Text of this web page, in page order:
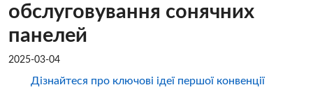
обслуговування сонячних
панелей
2025-03-04
Дізнайтеся про ключові ідеї першої конвенції